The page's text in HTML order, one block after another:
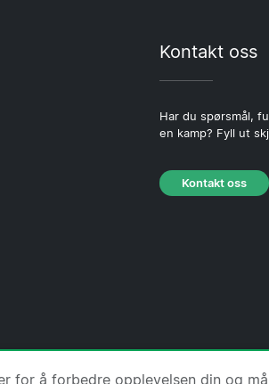
Kontakt oss
Har du spørsmål,
en kamp? Fyll ut
Kontakt oss
·Informasjonskapsel-
for å forbedre opplevelsen din og